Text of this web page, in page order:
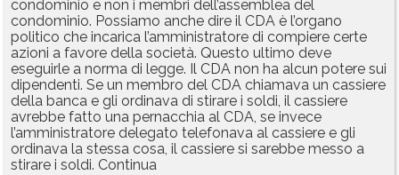
condominio e non i membri dell’assemblea del
condominio. Possiamo anche dire il CDA è l’organo
politico che incarica l’amministratore di compiere certe
azioni a favore della società. Questo ultimo deve
eseguirle a norma di legge. Il CDA non ha alcun potere sui
dipendenti. Se un membro del CDA chiamava un cassiere
della banca e gli ordinava di stirare i soldi, il cassiere
avrebbe fatto una pernacchia al CDA, se invece
l’amministratore delegato telefonava al cassiere e gli
ordinava la stessa cosa, il cassiere si sarebbe messo a
stirare i soldi. Continua